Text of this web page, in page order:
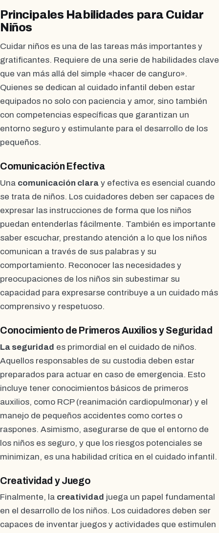
Principales Habilidades para Cuidar
Niños
Cuidar niños es una de las tareas más importantes y
gratificantes. Requiere de una serie de habilidades clave
que van más allá del simple «hacer de canguro».
Quienes se dedican al cuidado infantil deben estar
equipados no solo con paciencia y amor, sino también
con competencias específicas que garantizan un
entorno seguro y estimulante para el desarrollo de los
pequeños.
Comunicación Efectiva
Una comunicación clara y efectiva es esencial cuando
se trata de niños. Los cuidadores deben ser capaces de
expresar las instrucciones de forma que los niños
puedan entenderlas fácilmente. También es importante
saber escuchar, prestando atención a lo que los niños
comunican a través de sus palabras y su
comportamiento. Reconocer las necesidades y
preocupaciones de los niños sin subestimar su
capacidad para expresarse contribuye a un cuidado más
comprensivo y respetuoso.
Conocimiento de Primeros Auxilios y Seguridad
La seguridad es primordial en el cuidado de niños.
Aquellos responsables de su custodia deben estar
preparados para actuar en caso de emergencia. Esto
incluye tener conocimientos básicos de primeros
auxilios, como RCP (reanimación cardiopulmonar) y el
manejo de pequeños accidentes como cortes o
raspones. Asimismo, asegurarse de que el entorno de
los niños es seguro, y que los riesgos potenciales se
minimizan, es una habilidad crítica en el cuidado infantil.
Creatividad y Juego
Finalmente, la creatividad juega un papel fundamental
en el desarrollo de los niños. Los cuidadores deben ser
capaces de inventar juegos y actividades que estimulen